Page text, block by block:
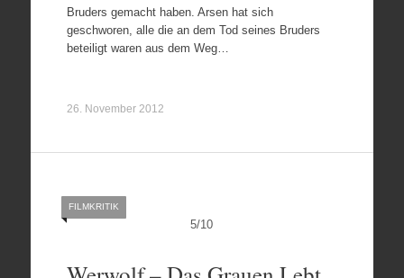
Bruders gemacht haben. Arsen hat sich
geschworen, alle die an dem Tod seines Bruders
beteiligt waren aus dem Weg…
26. November 2012
5/10
FILMKRITIK